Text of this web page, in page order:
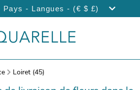
Pays - Langues - (€ $ £)
Loiret (45)